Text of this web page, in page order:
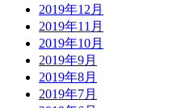
2019年12月
2019年11月
2019年10月
2019年9月
2019年8月
2019年7月